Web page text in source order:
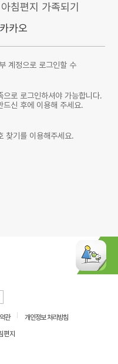
아침편지 가족되기
계정으로 로그인할 수
로 로그인하셔야 가능합니다.
드신 후에 이용해 주세요.
찾기를 이용해주세요.
관
개인정보 처리방침
지